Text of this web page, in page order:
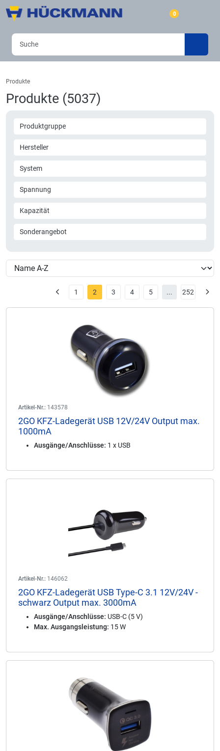
0
Produkte
Produkte (5037)
Produktgruppe
Hersteller
System
Spannung
Kapazität
Sonderangebot
1 2 3 4 5 ... 252
Artikel-Nr.: 143578
2GO KFZ-Ladegerät USB 12V/24V Output max.
1000mA
Ausgänge/Anschlüsse: 1 x USB
Artikel-Nr.: 146062
2GO KFZ-Ladegerät USB Type-C 3.1 12V/24V -
schwarz Output max. 3000mA
Ausgänge/Anschlüsse: USB-C (5 V)
Max. Ausgangsleistung: 15 W